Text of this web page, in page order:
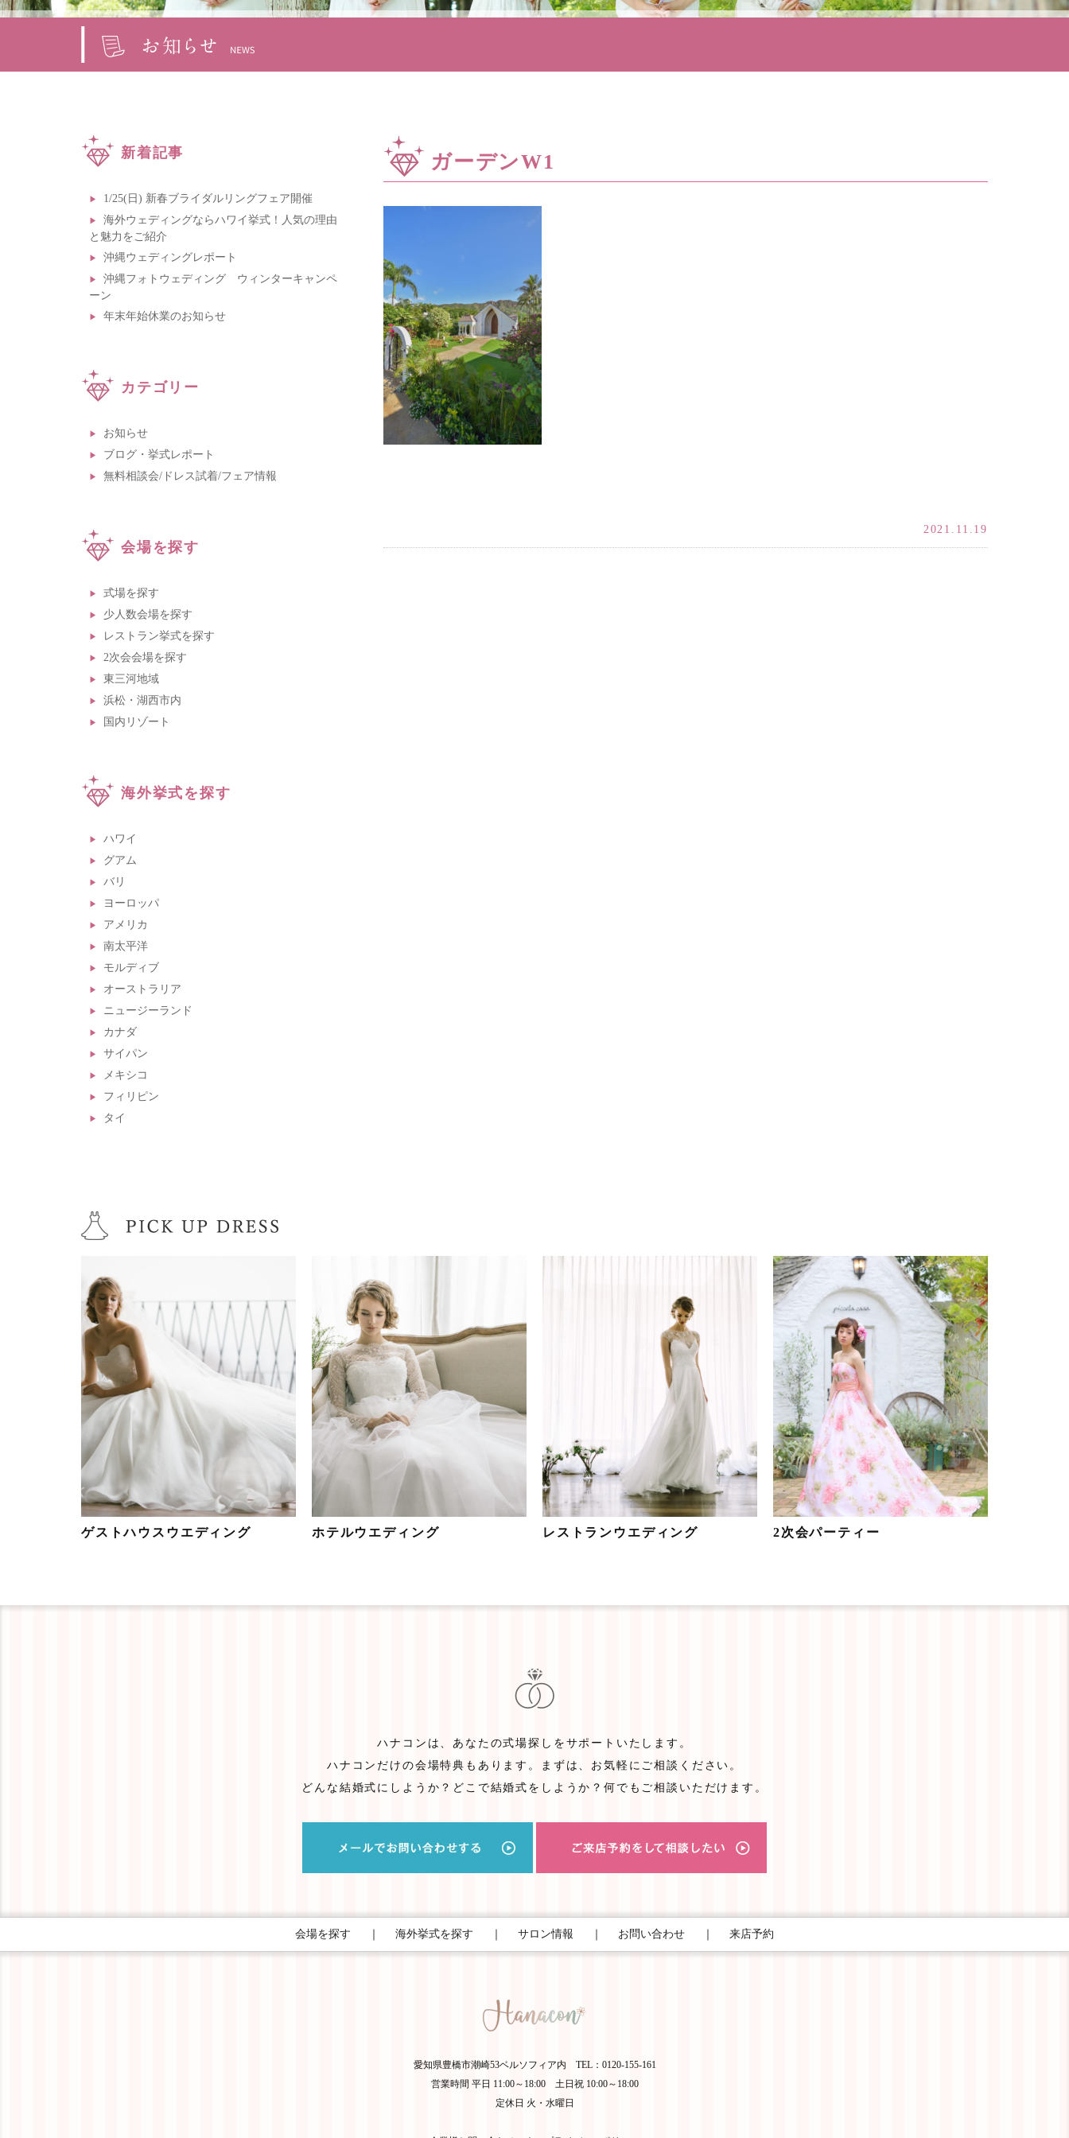
ガーデンW1
2021.11.19
新着記事
1/25(日) 新春ブライダルリングフェア開催
海外ウェディングならハワイ挙式！人気の理由
と魅力をご紹介
沖縄ウェディングレポート
沖縄フォトウェディング ウィンターキャンペ
ーン
年末年始休業のお知らせ
カテゴリー
お知らせ
ブログ・挙式レポート
無料相談会/ドレス試着/フェア情報
会場を探す
式場を探す
少人数会場を探す
レストラン挙式を探す
2次会会場を探す
東三河地域
浜松・湖西市内
国内リゾート
海外挙式を探す
ハワイ
グアム
バリ
ヨーロッパ
アメリカ
南太平洋
モルディブ
オーストラリア
ニュージーランド
カナダ
サイパン
メキシコ
フィリピン
タイ
ゲストハウスウエディング ホテルウエディング レストランウエディング 2次会パーティー
ハナコンは、あなたの式場探しをサポートいたします。
ハナコンだけの会場特典もあります。
まずは、お気軽にご相談ください。
どんな結婚式にしようか？ どこで結婚式をしようか？ 何でもご相談いただけます。
会場を探す 海外挙式を探す サロン情報 お問い合わせ 来店予約
愛知県豊橋市潮崎53ベルソフィア内 TEL：0120-155-161
営業時間 平日 11:00～18:00 土日祝 10:00～18:00
定休日 火・水曜日